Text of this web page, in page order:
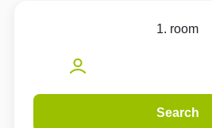
1. room
Search